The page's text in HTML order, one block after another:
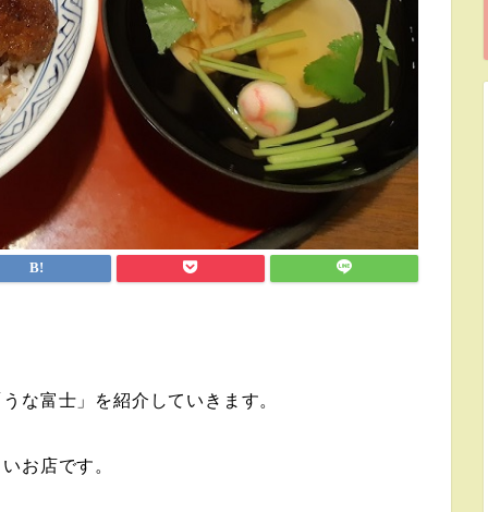
な富士」を紹介していきます。
お店です。